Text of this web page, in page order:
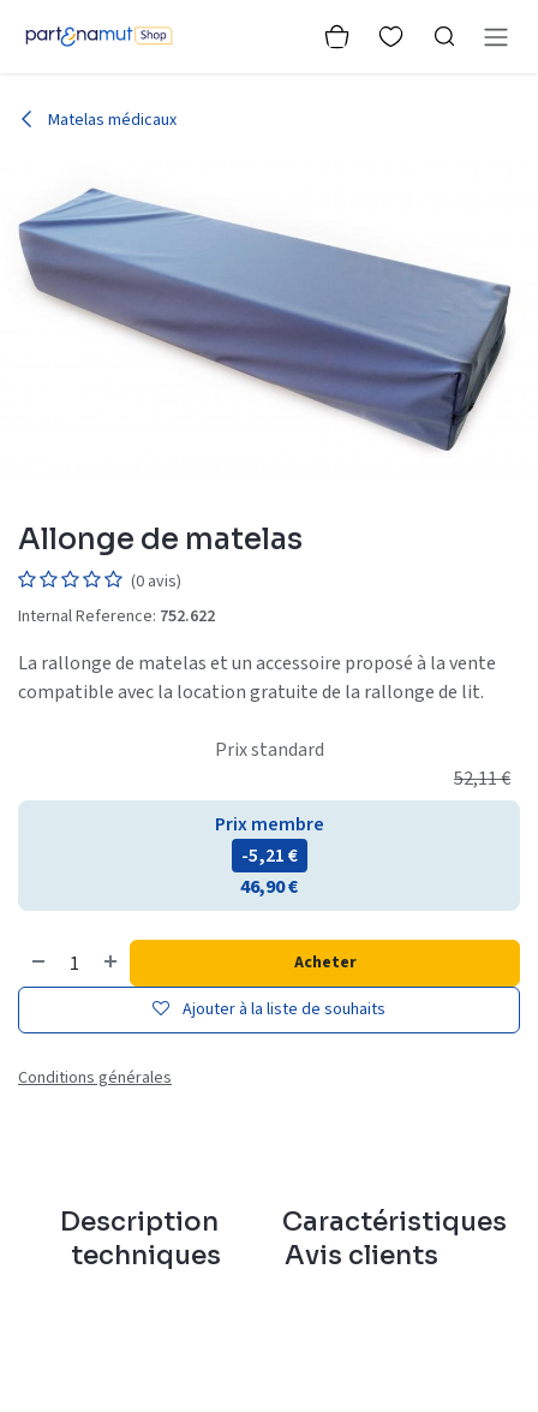
Matelas médicaux
Allonge de matelas
(0 avis)
Internal Reference: 752.622
La rallonge de matelas et un accessoire proposé à la vente
compatible avec la location gratuite de la rallonge de lit.
Prix standard
52,11€
Prix membre
- 5,21€
46,90€
Acheter
Ajouter à la liste de souhaits
Conditions générales
Description
Caractéristiques
techniques
Avis clients